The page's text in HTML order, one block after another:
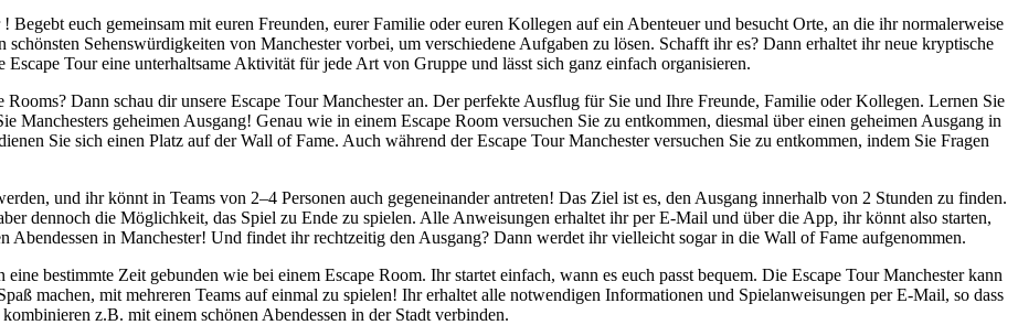
euch gemeinsam mit euren Freunden, eurer Familie oder euren Kollegen auf ein Abenteuer und besucht Orte, an die ihr normalerweise
Sehenswürdigkeiten von Manchester vorbei, um verschiedene Aufgaben zu lösen. Schafft ihr es? Dann erhaltet ihr neue kryptische
Tour eine unterhaltsame Aktivität für jede Art von Gruppe und lässt sich ganz einfach organisieren.
Dann schau dir unsere Escape Tour Manchester an. Der perfekte Ausflug für Sie und Ihre Freunde, Familie oder Kollegen. Lernen Sie
Manchesters geheimen Ausgang! Genau wie in einem Escape Room versuchen Sie zu entkommen, diesmal über einen geheimen Ausgang in
Sie sich einen Platz auf der Wall of Fame. Auch während der Escape Tour Manchester versuchen Sie zu entkommen, indem Sie Fragen
und ihr könnt in Teams von 2–4 Personen auch gegeneinander antreten! Das Ziel ist es, den Ausgang innerhalb von 2 Stunden zu finden.
dennoch die Möglichkeit, das Spiel zu Ende zu spielen. Alle Anweisungen erhaltet ihr per E-Mail und über die App, ihr könnt also starten,
Abendessen in Manchester! Und findet ihr rechtzeitig den Ausgang? Dann werdet ihr vielleicht sogar in die Wall of Fame aufgenommen.
bestimmte Zeit gebunden wie bei einem Escape Room. Ihr startet einfach, wann es euch passt bequem. Die Escape Tour Manchester kann
machen, mit mehreren Teams auf einmal zu spielen! Ihr erhaltet alle notwendigen Informationen und Spielanweisungen per E-Mail, so dass
z.B. mit einem schönen Abendessen in der Stadt verbinden.